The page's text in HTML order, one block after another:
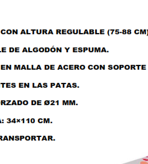
957156032
626246281